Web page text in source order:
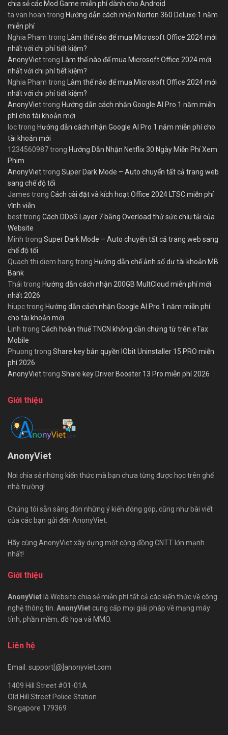
chia sẻ các Mod Game miễn phí dành cho Android
ta van hoan trong Hướng dẫn cách nhận Norton 360 Deluxe 1 năm
miễn phí
Nghia Pham trong Làm thế nào để mua Microsoft Office 2024 mới
nhất với chi phí tiết kiệm?
AnonyViettrong Làm thế nào để mua Microsoft Office 2024 mới
nhất với chi phí tiết kiệm?
Nghia Pham trong Làm thế nào để mua Microsoft Office 2024 mới
nhất với chi phí tiết kiệm?
AnonyViettrong Hướng dẫn cách nhận Google AI Pro 1 năm miễn
phí cho tài khoản mới
loctrong Hướng dẫn cách nhận Google AI Pro 1 năm miễn phí cho
tài khoản mới
1234560987trong Hướng Dẫn Nhận Netflix 30 Ngày Miễn Phí Xem
Phim
AnonyViettrong Super Dark Mode – Auto chuyển tất cả trang web
sang chế độ tối
James trong Cách cài đặt và kích hoạt Office 2024 LTSC miễn phí
vĩnh viễn
besttrong Cách DDoS Layer 7 bằng Overload thử sức chịu tải của
Website
Minh trong Super Dark Mode – Auto chuyển tất cả trang web sang
chế độ tối
Quach thi diem hang trong Hướng dẫn chế ảnh số dư tài khoản MB
Bank
Thái trong Hướng dẫn cách nhận 200GB MultCloud miễn phí mới
nhất 2026
hiupctrong Hướng dẫn cách nhận Google AI Pro 1 năm miễn phí
cho tài khoản mới
Linh trong Cách hoàn thuế TNCN không cần chứng từ trên eTax
Mobile
Phuong trong Share key bản quyền IObit Uninstaller 15 PRO miễn
phí 2026
AnonyViettrong Share key Driver Booster 13 Pro miễn phí 2026
Giới thiệu
AnonyViet
Nơi chia sẻ những kiến thức mà bạn chưa từng được học trên ghế
nhà trường!
Chúng tôi sẵn sàng đón những ý kiến đóng góp, cũng như bài viết
của các bạn gửi đến AnonyViet.
Hãy cùng AnonyViet xây dựng một cộng đồng CNTT lớn mạnh
nhất!
Giới thiệu
AnonyViet là Website chia sẻ miễn phí tất cả các kiến thức về công
nghệ thông tin. AnonyViet cung cấp mọi giải pháp về mạng máy
tính, phần mềm, đồ họa và MMO.
Liên hệ
Email: support[@]anonyviet.com
1409 Hill Street #01-01A
Old Hill Street Police Station
Singapore 179369